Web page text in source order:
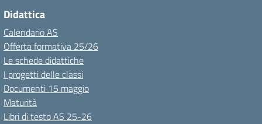
Didattica
Calendario AS
Offerta formativa 25/26
Le schede didattiche
I progetti delle classi
Documenti 15 maggio
Maturità
Libri di testo AS 25-26